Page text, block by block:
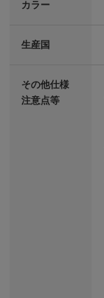
カラー
生産国
その他仕様
注意点等